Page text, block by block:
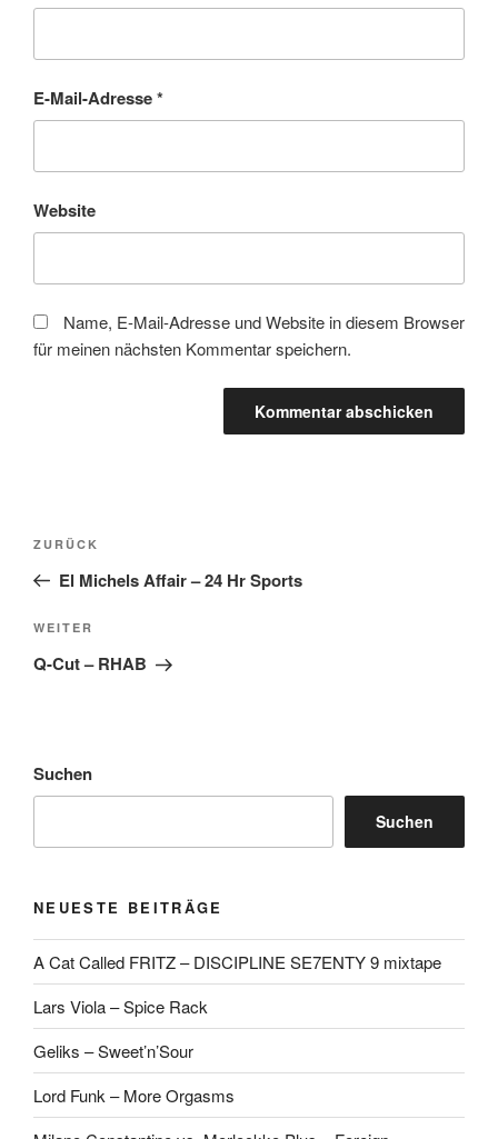
E-Mail-Adresse*
Website
Name, E-Mail-Adresse und Website in diesem Browser
für meinen nächsten Kommentar speichern.
Beitragsnavigation
Vorheriger
Beitrag
ZURÜCK
El Michels Affair – 24 Hr Sports
Nächster
Beitrag
WEITER
Q-Cut – RHAB
Suchen
Suchen
NEUESTE BEITRÄGE
A Cat Called FRITZ – DISCIPLINE SE7ENTY 9 mixtape
Lars Viola – Spice Rack
Geliks – Sweet’n’Sour
Lord Funk – More Orgasms